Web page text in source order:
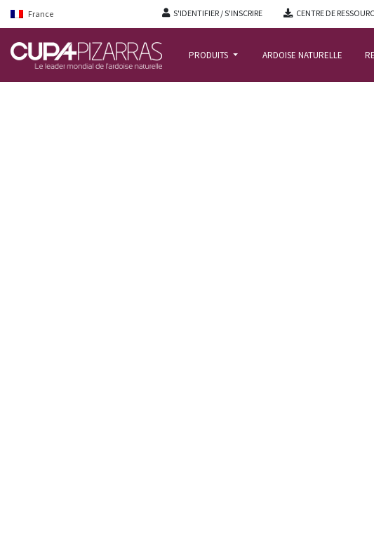
France S'IDENTIFIER / S'INSCRIRE CENTRE DE
PRODUITS ARDOISE NATURELLE